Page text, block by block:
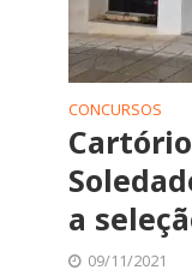
CONCURSOS
a
09/11/2021